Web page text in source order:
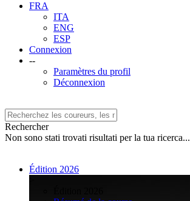
FRA
ITA
ENG
ESP
Connexion
--
Paramètres du profil
Déconnexion
Rechercher
Non sono stati trovati risultati per la tua ricerca...
Édition 2026